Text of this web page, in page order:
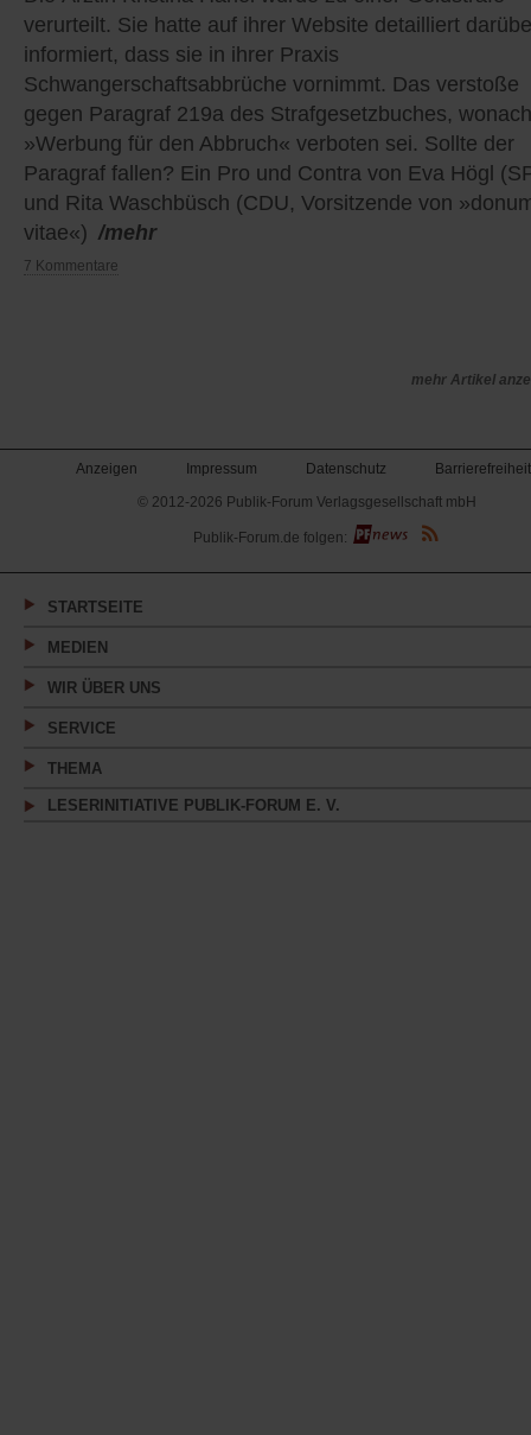
verurteilt. Sie hatte auf ihrer Website detailliert
informiert, dass sie in ihrer Praxis
Schwangerschaftsabbrüche vornimmt. Das verstoße
gegen Paragraf 219a des Strafgesetzbuches, wonach
»Werbung für den Abbruch« verboten sei. Sollte der
Paragraf fallen? Ein Pro und Contra von Eva Högl
und Rita Waschbüsch (CDU, Vorsitzende von
vitae«) /mehr
7 Kommentare
mehr Artikel
Anzeigen Impressum Datenschutz
Barrierefreiheit
© 2012-2026 Publik-Forum Verlagsgesellschaft mbH
(Öffnet
in
neuen
Publik-Forum.de folgen:
STARTSEITE
MEDIEN
WIR ÜBER UNS
SERVICE
THEMA
LESERINITIATIVE PUBLIK-FORUM E. V.